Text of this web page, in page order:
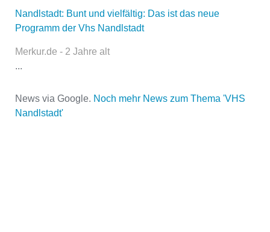
E-Mail*
Nandlstadt: Bunt und vielfältig: Das ist das neue
Programm der Vhs Nandlstadt
Merkur.de - 2 Jahre alt
...
News via Google. Noch mehr News zum Thema 'VHS
Nandlstadt'